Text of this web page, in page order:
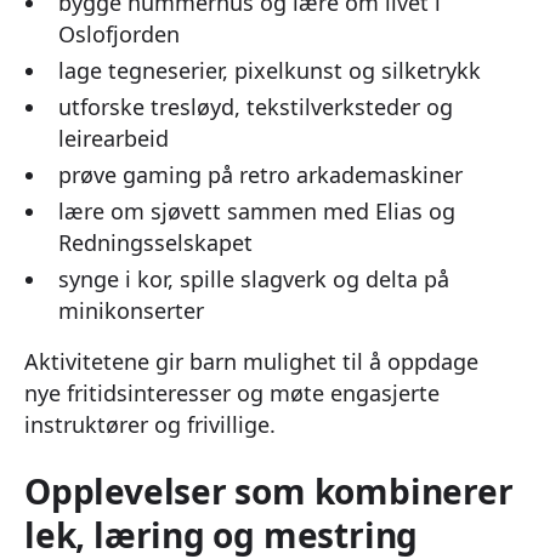
Oslofjorden
lage tegneserier, pixelkunst og silketrykk
utforske tresløyd, tekstilverksteder og
leirearbeid
prøve gaming på retro arkademaskiner
lære om sjøvett sammen med Elias og
Redningsselskapet
synge i kor, spille slagverk og delta på
minikonserter
Aktivitetene gir barn mulighet til å oppdage
nye fritidsinteresser og møte engasjerte
instruktører og frivillige.
Opplevelser som kombinerer
lek, læring og mestring